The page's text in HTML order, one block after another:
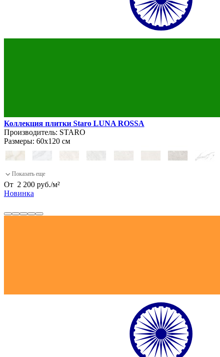
Коллекция плитки Staro LUNA ROSSA
Производитель: STARO
Размеры: 60х120 см
От 2 200 руб./м²
Новинка